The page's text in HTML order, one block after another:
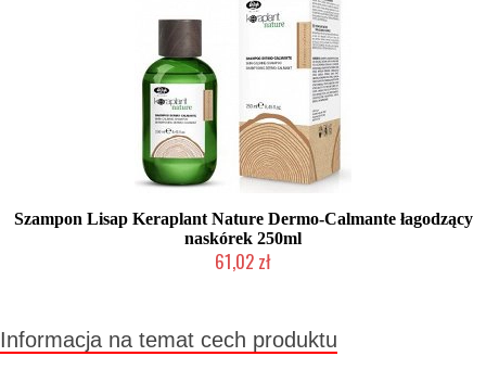
Szampon Lisap Keraplant Nature Dermo-Calmante łagodzący
naskórek 250ml
61,02 zł
Informacja na temat cech produktu